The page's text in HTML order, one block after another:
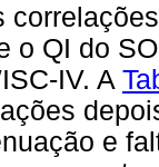
o QI do
IV. A
e